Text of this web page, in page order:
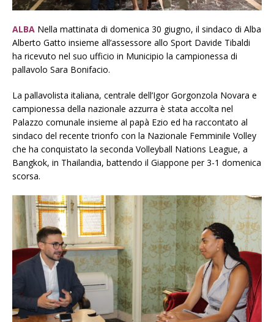
ALBA Nella mattinata di domenica 30 giugno, il sindaco di Alba
Alberto Gatto insieme all’assessore allo Sport Davide Tibaldi
ha ricevuto nel suo ufficio in Municipio la campionessa di
pallavolo Sara Bonifacio.
La pallavolista italiana, centrale dell’Igor Gorgonzola Novara e
campionessa della nazionale azzurra è stata accolta nel
Palazzo comunale insieme al papà Ezio ed ha raccontato al
sindaco del recente trionfo con la Nazionale Femminile Volley
che ha conquistato la seconda Volleyball Nations League, a
Bangkok, in Thailandia, battendo il Giappone per 3-1 domenica
scorsa.